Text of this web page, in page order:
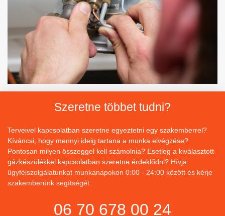
Szeretne többet tudni?
Terveivel kapcsolatban szeretne egyeztetni egy szakemberrel?
Kíváncsi, hogy mennyi ideig tartana a munka elvégzése?
Pontosan milyen összeggel kell számolnia? Esetleg a kiválasztott
gázkészülékkel kapcsolatban szeretne érdeklődni? Hívja
ügyfélszolgálatunkat munkanapokon 0:00 - 24:00 között és kérje
szakemberünk segítségét.
06 70 678 00 24